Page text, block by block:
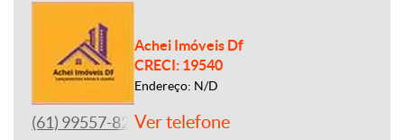
Achei Imóveis Df
CRECI: 19540
Endereço: N/D
(61) 99557-8243Ver telefone